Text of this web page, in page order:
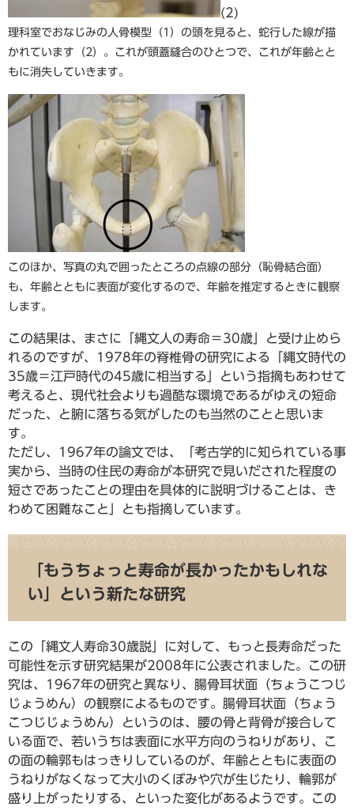
(2)
理科室でおなじみの人骨模型（1）の頭を見ると、蛇行した線が描
かれています（2）。これが頭蓋縫合のひとつで、これが年齢とと
もに消失していきます。
このほか、写真の丸で囲ったところの点線の部分（恥骨結合面）
も、年齢とともに表面が変化するので、年齢を推定するときに観察
します。
この結果は、まさに「縄文人の寿命＝30歳」と受け止めら
れるのですが、1978年の脊椎骨の研究による「縄文時代の
35歳＝江戸時代の45歳に相当する」という指摘もあわせて
考えると、現代社会よりも過酷な環境であるがゆえの短命
だった、と腑に落ちる気がしたのも当然のことと思いま
す。
ただし、1967年の論文では、「考古学的に知られている事
実から、当時の住民の寿命が本研究で見いだされた程度の
短さであったことの理由を具体的に説明づけることは、き
わめて困難なこと」とも指摘しています。
「もうちょっと寿命が長かったかもしれな
い」という新たな研究
この「縄文人寿命30歳説」に対して、もっと長寿命だった
可能性を示す研究結果が2008年に公表されました。この研
究は、1967年の研究と異なり、腸骨耳状面（ちょうこつじ
じょうめん）の観察によるものです。腸骨耳状面（ちょう
こつじじょうめん）というのは、腰の骨と背骨が接合して
いる面で、若いうちは表面に水平方向のうねりがあり、こ
の面の輪郭もはっきりしているのが、年齢とともに表面の
うねりがなくなって大小のくぼみや穴が生じたり、輪郭が
盛り上がったりする、といった変化があるようです。この